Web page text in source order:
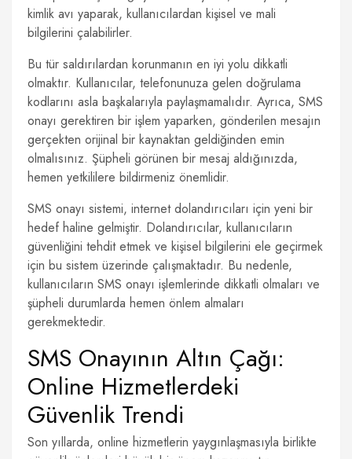
kimlik avı yaparak, kullanıcılardan kişisel ve mali
bilgilerini çalabilirler.
Bu tür saldırılardan korunmanın en iyi yolu dikkatli
olmaktır. Kullanıcılar, telefonunuza gelen doğrulama
kodlarını asla başkalarıyla paylaşmamalıdır. Ayrıca, SMS
onayı gerektiren bir işlem yaparken, gönderilen mesajın
gerçekten orijinal bir kaynaktan geldiğinden emin
olmalısınız. Şüpheli görünen bir mesaj aldığınızda,
hemen yetkililere bildirmeniz önemlidir.
SMS onayı sistemi, internet dolandırıcıları için yeni bir
hedef haline gelmiştir. Dolandırıcılar, kullanıcıların
güvenliğini tehdit etmek ve kişisel bilgilerini ele geçirmek
için bu sistem üzerinde çalışmaktadır. Bu nedenle,
kullanıcıların SMS onayı işlemlerinde dikkatli olmaları ve
şüpheli durumlarda hemen önlem almaları
gerekmektedir.
SMS Onayının Altın Çağı:
Online Hizmetlerdeki
Güvenlik Trendi
Son yıllarda, online hizmetlerin yaygınlaşmasıyla birlikte